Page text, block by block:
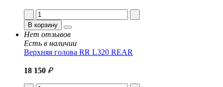
В корзину
Нет отзывов
Есть в наличии
Верхняя голова RR L320 REAR
18 150 ₽